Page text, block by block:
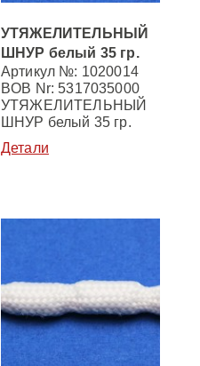
УТЯЖЕЛИТЕЛЬНЫЙ
ШНУР белый 35 гр.
Артикул №: 1020014
BOB Nr: 5317035000
УТЯЖЕЛИТЕЛЬНЫЙ
ШНУР белый 35 гр.
Детали